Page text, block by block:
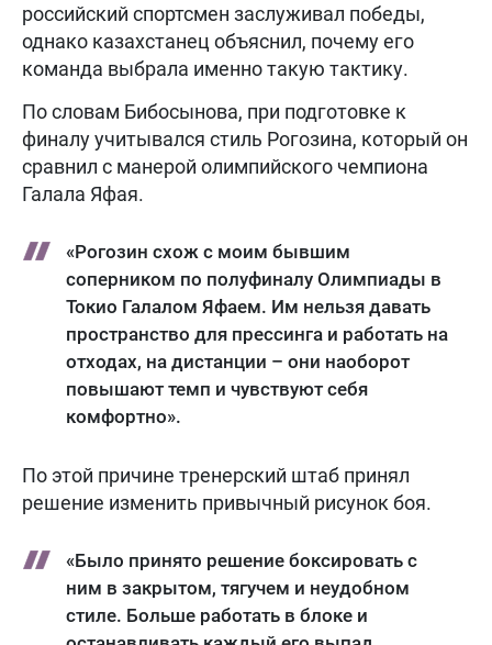
российский спортсмен заслуживал победы,
однако казахстанец объяснил, почему его
команда выбрала именно такую тактику.
По словам Бибосынова, при подготовке к
финалу учитывался стиль Рогозина, который он
сравнил с манерой олимпийского чемпиона
Галала Яфая.
«Рогозин схож с моим бывшим
соперником по полуфиналу Олимпиады в
Токио Галалом Яфаем. Им нельзя давать
пространство для прессинга и работать на
отходах, на дистанции – они наоборот
повышают темп и чувствуют себя
комфортно».
По этой причине тренерский штаб принял
решение изменить привычный рисунок боя.
«Было принято решение боксировать с
ним в закрытом, тягучем и неудобном
стиле. Больше работать в блоке и